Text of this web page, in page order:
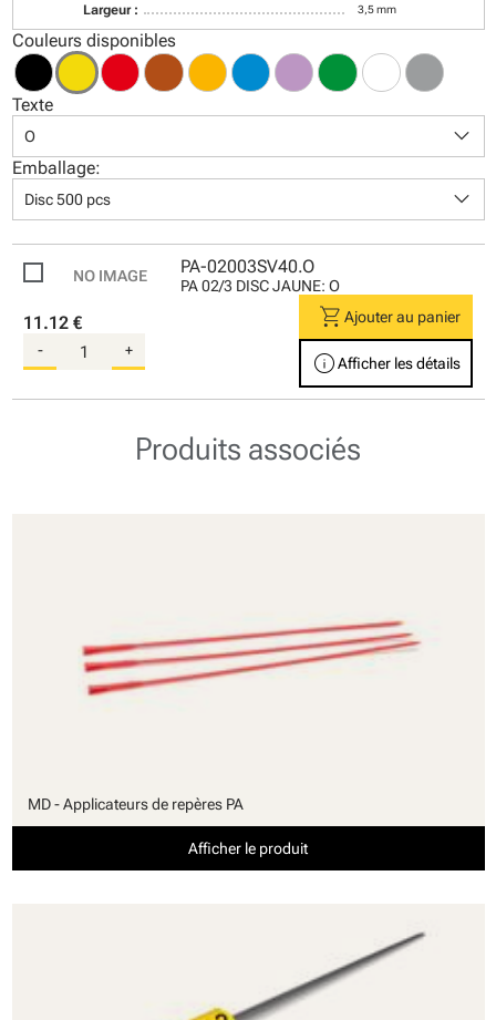
Largeur : 3,5 mm
Couleurs disponibles
Texte
O keyboard_arrow_down
Emballage:
Disc 500 pcs keyboard_arrow_down
PA-02003SV40.O
PA 02/3 DISC JAUNE: O
11.12 €
- +
shopping_cart Ajouter au panier
infoAfficher les détails
Produits associés
MD - Applicateurs de repères PA
Afficher le produit